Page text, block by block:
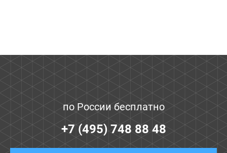
по России бесплатно
+7 (495) 748 88 48